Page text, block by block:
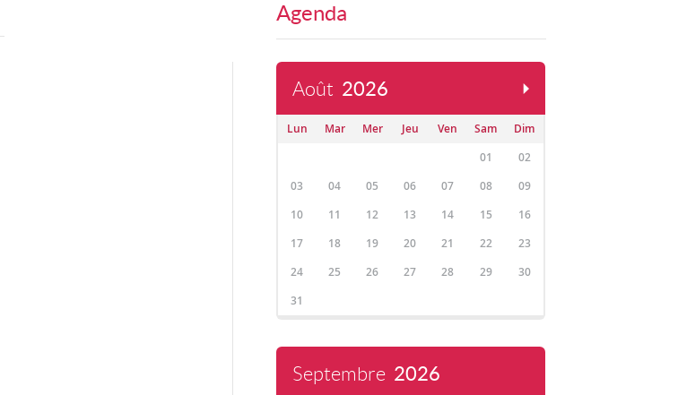
Agenda
Août 2026
Lun Mar Mer Jeu Ven Sam
Dim
01
02
03
04 05 06 07 08
09
10
11 12 13 14 15
16
17
18 19 20 21 22
23
24
25 26 27 28 29
30
31
Septembre 2026